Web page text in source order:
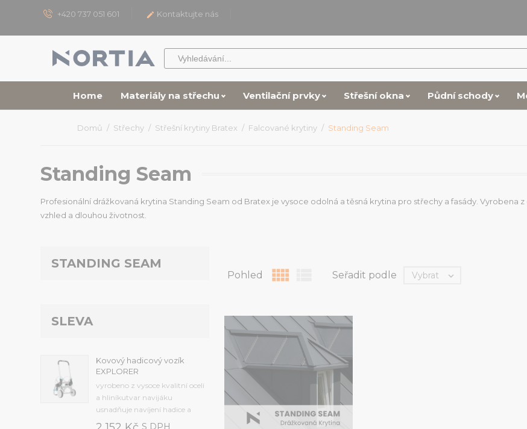
+420 737 051 601  Kontaktujte nás
Home Materiály na střechu Ventilační prvky Střešní okna Půdní schody
Domů Střechy Střešní krytiny Bratex Falcované krytiny Standing Seam
Standing Seam
Profesionální drážkovaná krytina Standing Seam od Bratex je vysoce odolná a těsná krytina pro střechy a fasády. Vyrobena
vzhled a dlouhou životnost.
STANDING SEAM
SLEVA
Kovový hadicový vozík
EXPLORER
vyrobeno z vysoce kvalitní oceli
a hliníkutvar navijáku
usnadňuje navíjení hadice a
zabraňuje jejímuS DPH
Pohled  Seřadit podle Vybrat 